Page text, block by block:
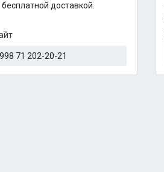
доставкой.
71 202-20-21